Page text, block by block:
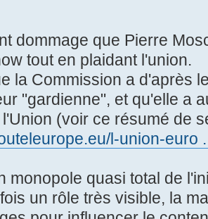
dommage que Pierre
tout en plaidant l'union.
la Commission a d'après
"gardienne", et qu'elle a
(voir ce résumé de
l-union-euro
monopole quasi total de
un rôle très visible, la